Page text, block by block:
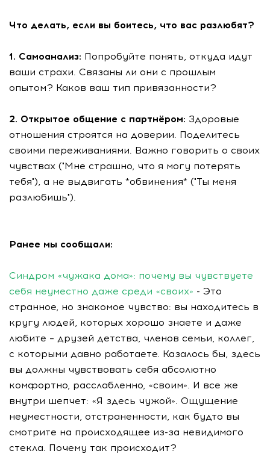
Что делать, если вы боитесь, что вас разлюбят?
1. Самоанализ: Попробуйте понять, откуда идут
ваши страхи. Связаны ли они с прошлым
опытом? Каков ваш тип привязанности?
2. Открытое общение с партнёром: Здоровые
отношения строятся на доверии. Поделитесь
своими переживаниями. Важно говорить о своих
чувствах ("Мне страшно, что я могу потерять
тебя"), а не выдвигать *обвинения* ("Ты меня
разлюбишь").
Ранее мы сообщали:
Синдром «чужака дома»: почему вы чувствуете
себя неуместно даже среди «своих» - Это
странное, но знакомое чувство: вы находитесь в
кругу людей, которых хорошо знаете и даже
любите – друзей детства, членов семьи, коллег,
с которыми давно работаете. Казалось бы, здесь
вы должны чувствовать себя абсолютно
комфортно, расслабленно, «своим». И все же
внутри шепчет: «Я здесь чужой». Ощущение
неуместности, отстраненности, как будто вы
смотрите на происходящее из-за невидимого
стекла. Почему так происходит?